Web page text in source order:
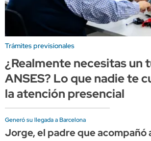
Trámites previsionales
¿Realmente necesitas un
ANSES? Lo que nadie te
la atención presencial
Generó su llegada a Barcelona
Jorge, el padre que acompañó